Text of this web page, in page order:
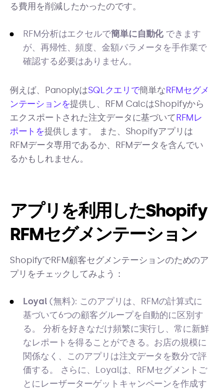
る費用を削減したかったのです。
RFM分析はエクセルで簡単に自動化 できます
が、再帰性、頻度、金額パラメータを手作業で
確認する必要はありません。
例えば、PanoplyはSQLクエリで簡単なRFMセグメ
ンテーションを提供し、RFM CalcはShopifyから
エクスポートされた注文データに基づいてRFMレ
ポートを提供します。 また、Shopifyアプリは
RFMデータ専用であるか、RFMデータを含んでい
るかもしれません。
アプリを利用したShopify
RFMセグメンテーション
ShopifyでRFM顧客セグメンテーションのためのア
プリをチェックしてみよう：
Loyal (無料): このアプリは、RFMの計算式に
基づいて6つの顧客グループを自動的に区別す
る。 分析を好きなだけ頻繁に実行し、常に新鮮
なレポートを得ることができる。お店の規模に
関係なく、このアプリは注文データを数分で評
価する。 さらに、Loyalは、RFMセグメントご
とにレーザーターゲットキャンペーンを作成す